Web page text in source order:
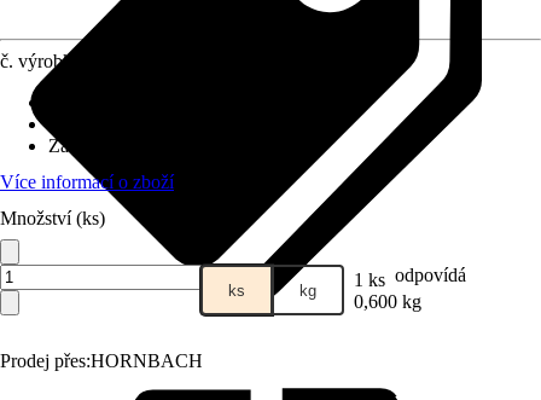
Prodej přes:HORNBACH
č. výrobku
Základní barva
Více informací o zboží
Množství (ks)
ks kg 1 ks odpovídá
0,600 kg